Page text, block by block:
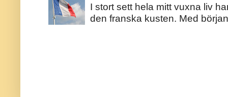
I stort sett hela mitt vuxna liv
den franska kusten. Med